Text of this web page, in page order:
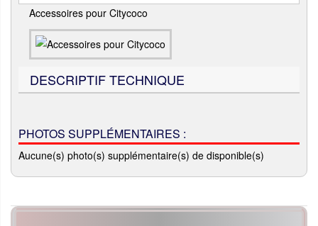
Accessoires pour Citycoco
DESCRIPTIF TECHNIQUE
PHOTOS SUPPLÉMENTAIRES :
Aucune(s) photo(s) supplémentaire(s) de disponible(s)